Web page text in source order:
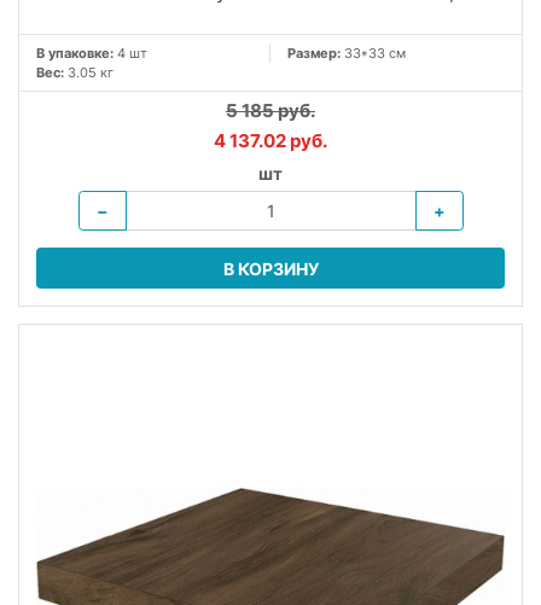
В упаковке: 4 шт Размер: 33*33 см
Вес: 3.05 кг
5 185 руб.
4 137.02 руб.
шт
−
+
В КОРЗИНУ